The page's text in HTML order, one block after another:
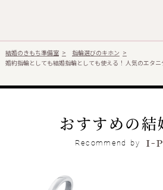
結婚のきもち準備室
指輪選びのキホン
婚約指輪としても結婚指輪としても使える！ 人気のエタ
おすすめの結
Recommend by